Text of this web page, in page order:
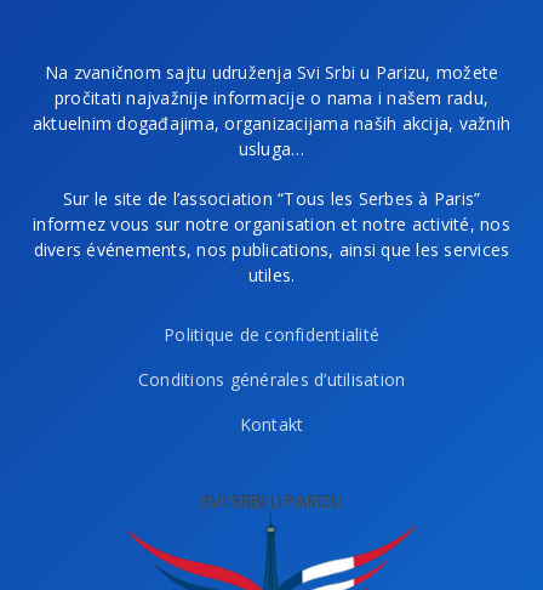
Na zvaničnom sajtu udruženja Svi Srbi u Parizu, možete
pročitati najvažnije informacije o nama i našem radu,
aktuelnim događajima, organizacijama naših akcija, važnih
usluga…
Sur le site de l’association “Tous les Serbes à Paris”
informez vous sur notre organisation et notre activité, nos
divers événements, nos publications, ainsi que les services
utiles.
Politique de confidentialité
Conditions générales d’utilisation
Kontakt